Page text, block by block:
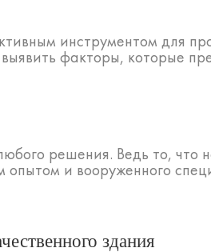
инструментом для
факторы, которые
решения. Ведь то, что
опытом и вооруженного
здания